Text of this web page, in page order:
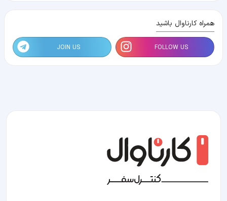
همراه کارناوال باشید
FOLLOW US
JOIN US